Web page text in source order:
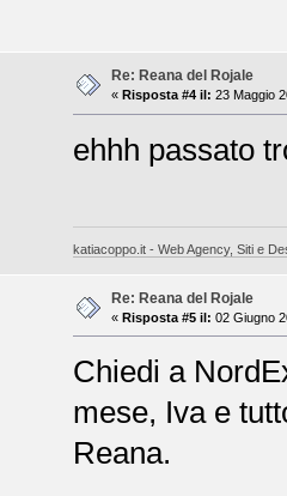
Re: Reana del Rojale
« Risposta #4 il: 23 Maggio
ehhh passato
katiacoppo.it - Web Agency, Siti e
Re: Reana del Rojale
« Risposta #5 il: 02 Giugno
Chiedi a
mese, Iva e
Reana.